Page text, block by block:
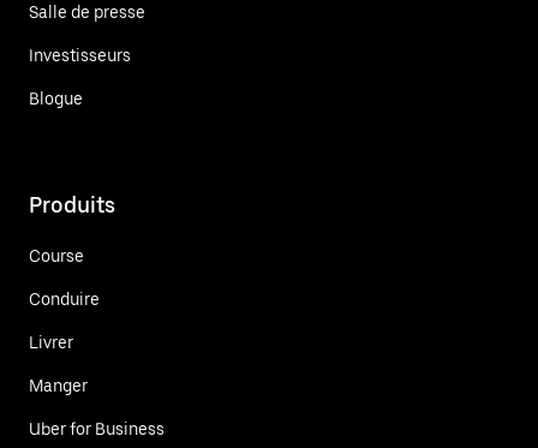
Salle de presse
Investisseurs
Blogue
Produits
Course
Conduire
Livrer
Manger
Uber for Business